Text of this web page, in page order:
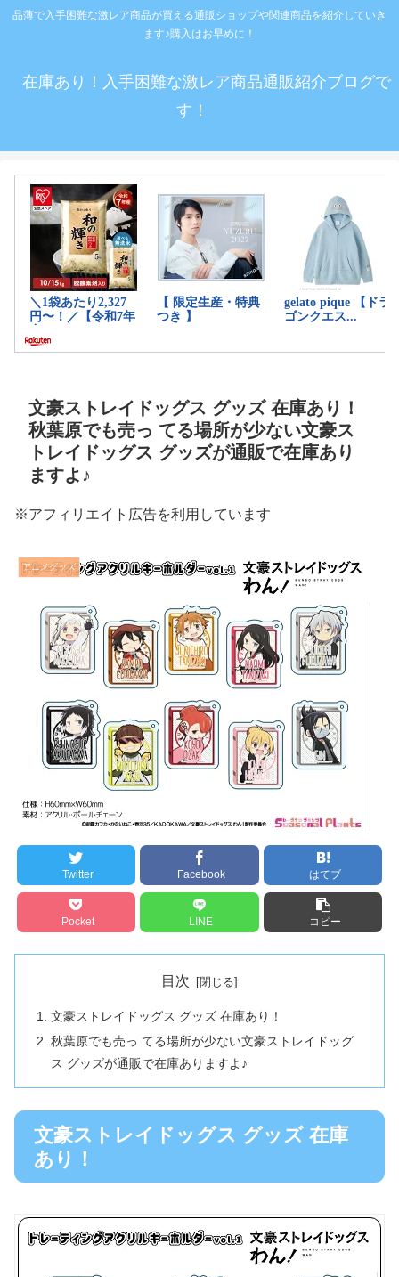
品薄で入手困難な激レア商品が買える通販ショップや関連商品を紹介していき
ます♪購入はお早めに！
在庫あり！入手困難な激レア商品通販紹介ブログで
す！
文豪ストレイドッグス グッズ 在庫あり！
秋葉原でも売っ てる場所が少ない文豪ス
トレイドッグス グッズが通販で在庫あり
ますよ♪
※アフィリエイト広告を利用しています
アニメグッズ
Twitter Facebook はてブ
Pocket LINE コピー
目次
文豪ストレイドッグス グッズ 在庫あり！
秋葉原でも売っ てる場所が少ない文豪ストレイドッグ
ス グッズが通販で在庫ありますよ♪
文豪ストレイドッグス グッズ 在庫
あり！